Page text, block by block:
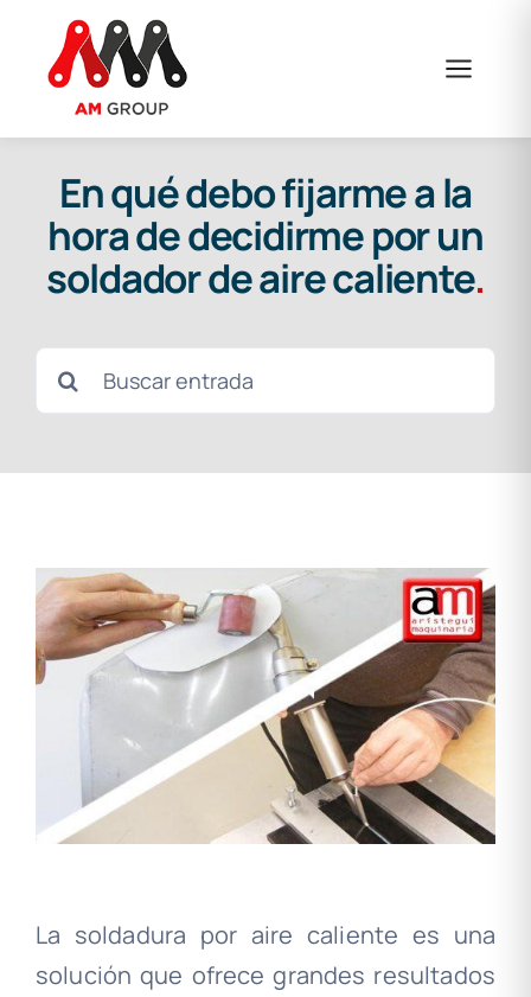
contenido
En qué debo fijarme a la
hora de decidirme por un
soldador de aire caliente.
Buscar:
La soldadura por aire caliente es una
solución que ofrece grandes resultados